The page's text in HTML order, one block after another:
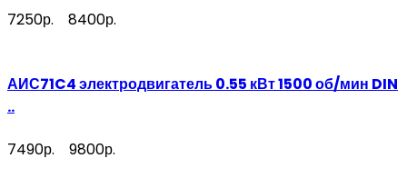
7250р. 8400р.
АИС71C4 электродвигатель 0.55 кВт 1500 об/мин DIN
..
7490р. 9800р.